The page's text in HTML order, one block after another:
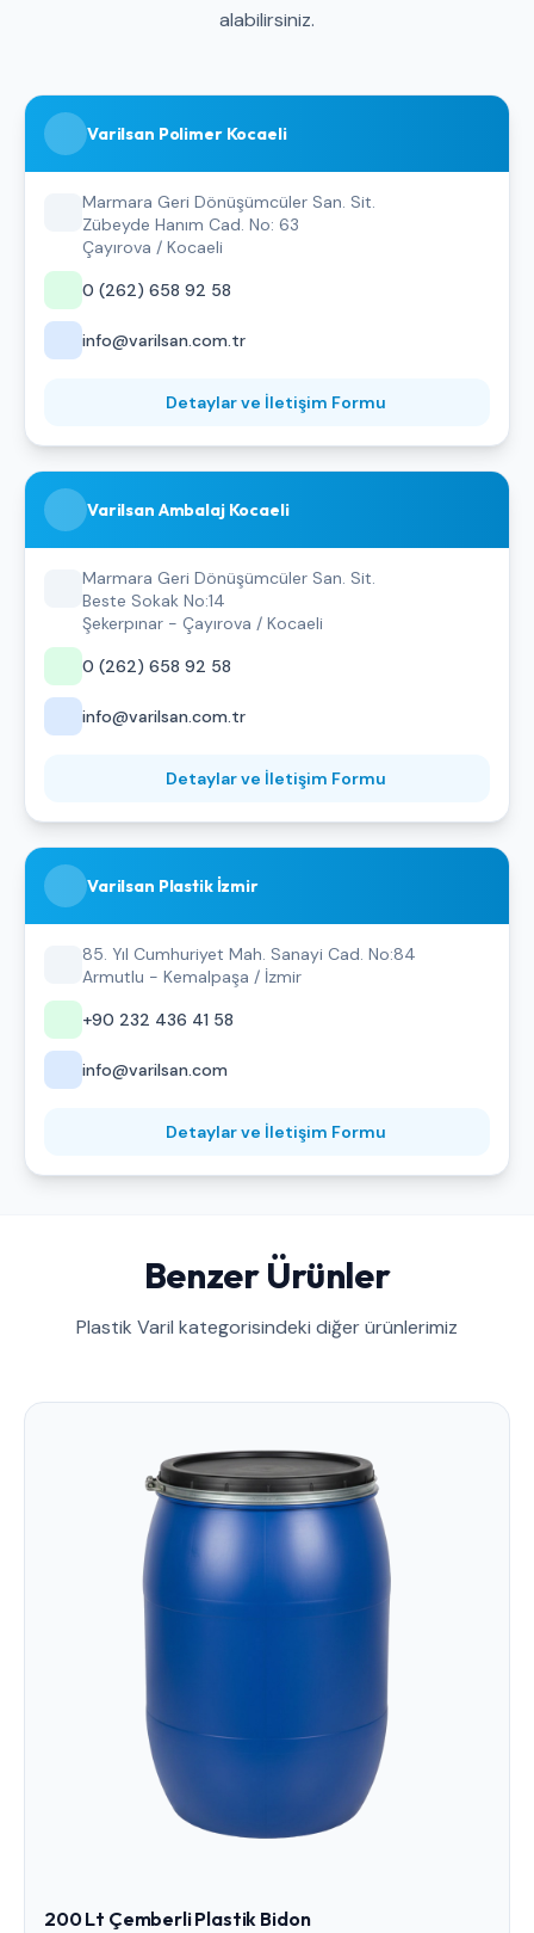
alabilirsiniz.
Varilsan Polimer Kocaeli
Marmara Geri Dönüşümcüler San. Sit.
Zübeyde Hanım Cad. No: 63
Çayırova / Kocaeli
0 (262) 658 92 58
info@varilsan.com.tr
Detaylar ve İletişim Formu
Varilsan Ambalaj Kocaeli
Marmara Geri Dönüşümcüler San. Sit.
Beste Sokak No:14
Şekerpınar - Çayırova / Kocaeli
0 (262) 658 92 58
info@varilsan.com.tr
Detaylar ve İletişim Formu
Varilsan Plastik İzmir
85. Yıl Cumhuriyet Mah. Sanayi Cad. No:84
Armutlu - Kemalpaşa / İzmir
+90 232 436 41 58
info@varilsan.com
Detaylar ve İletişim Formu
Benzer Ürünler
Plastik Varil kategorisindeki diğer ürünlerimiz
200 Lt Çemberli Plastik Bidon